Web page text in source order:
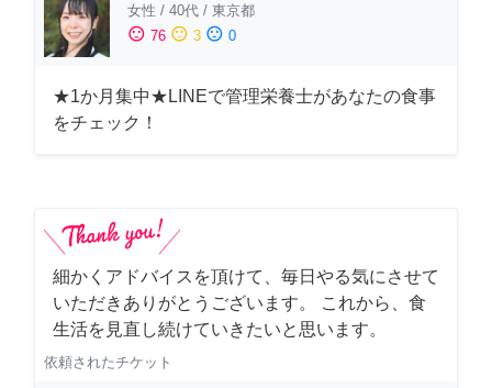
女性 / 40代 / 東京都
sentiment_satisfied 76 sentiment_neutral 3 sentiment_dissatisfied 0
★1か月集中★LINEで管理栄養士があなたの食事
をチェック！
細かくアドバイスを頂けて、毎日やる気にさせて
いただきありがとうございます。 これから、食
生活を見直し続けていきたいと思います。
依頼されたチケット